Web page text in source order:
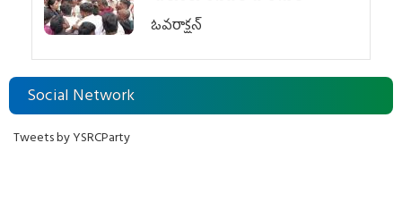
ఓవ‌రాక్ష‌న్‌
Social Network
Tweets by YSRCParty